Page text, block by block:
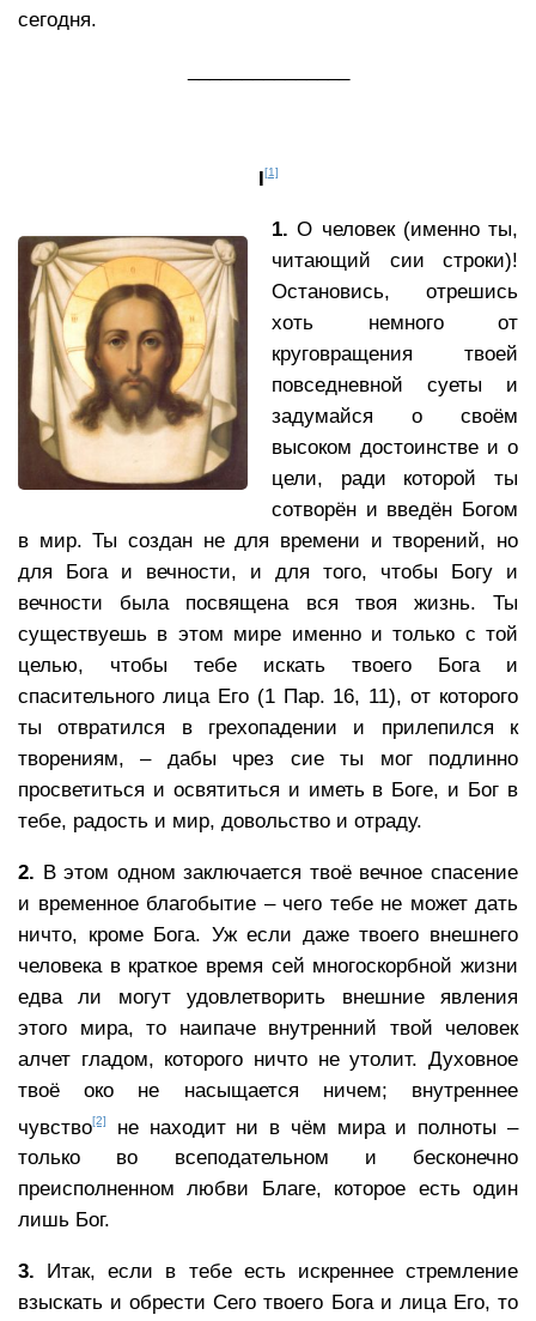
сегодня.
I[1]
1.О человек (именно ты,
читающий сии строки)!
Остановись, отрешись
хоть немного от
круговращения твоей
повседневной суеты и
задумайся о своём
высоком достоинстве и о
цели, ради которой ты
сотворён и введён Богом
в мир. Ты создан не для времени и творений, но
для Бога и вечности, и для того, чтобы Богу и
вечности была посвящена вся твоя жизнь. Ты
существуешь в этом мире именно и только с той
целью, чтобы тебе искать твоего Бога и
спасительного лица Его (1 Пар. 16, 11), от которого
ты отвратился в грехопадении и прилепился к
творениям, – дабы чрез сие ты мог подлинно
просветиться и освятиться и иметь в Боге, и Бог в
тебе, радость и мир, довольство и отраду.
2. В этом одном заключается твоё вечное спасение
и временное благобытие – чего тебе не может дать
ничто, кроме Бога. Уж если даже твоего внешнего
человека в краткое время сей многоскорбной жизни
едва ли могут удовлетворить внешние явления
этого мира, то наипаче внутренний твой человек
алчет гладом, которого ничто не утолит. Духовное
твоё око не насыщается ничем; внутреннее
чувство[2]
не находит ни в чём мира и полноты –
только во всеподательном и бесконечно
преисполненном любви Благе, которое есть один
лишь Бог.
3. Итак, если в тебе есть искреннее стремление
взыскать и обрести Сего твоего Бога и лица Его, то